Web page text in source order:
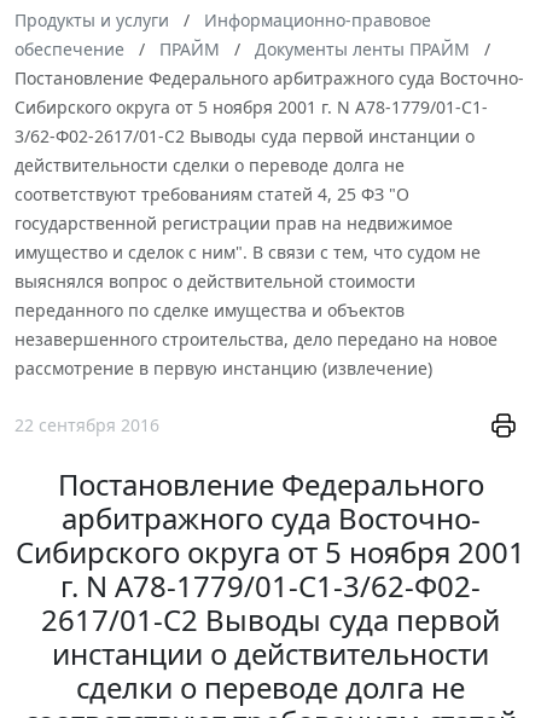
Продукты и услуги
Информационно-правовое
обеспечение
ПРАЙМ
Документы ленты ПРАЙМ
Постановление Федерального арбитражного суда Восточно-
Сибирского округа от 5 ноября 2001 г. N А78-1779/01-С1-
3/62-Ф02-2617/01-С2 Выводы суда первой инстанции о
действительности сделки о переводе долга не
соответствуют требованиям статей 4, 25 ФЗ "О
государственной регистрации прав на недвижимое
имущество и сделок с ним". В связи с тем, что судом не
выяснялся вопрос о действительной стоимости
переданного по сделке имущества и объектов
незавершенного строительства, дело передано на новое
рассмотрение в первую инстанцию (извлечение)
22 сентября 2016
Постановление Федерального
арбитражного суда Восточно-
Сибирского округа от 5 ноября 2001
г. N А78-1779/01-С1-3/62-Ф02-
2617/01-С2 Выводы суда первой
инстанции о действительности
сделки о переводе долга не